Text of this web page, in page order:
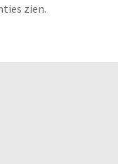
zien.